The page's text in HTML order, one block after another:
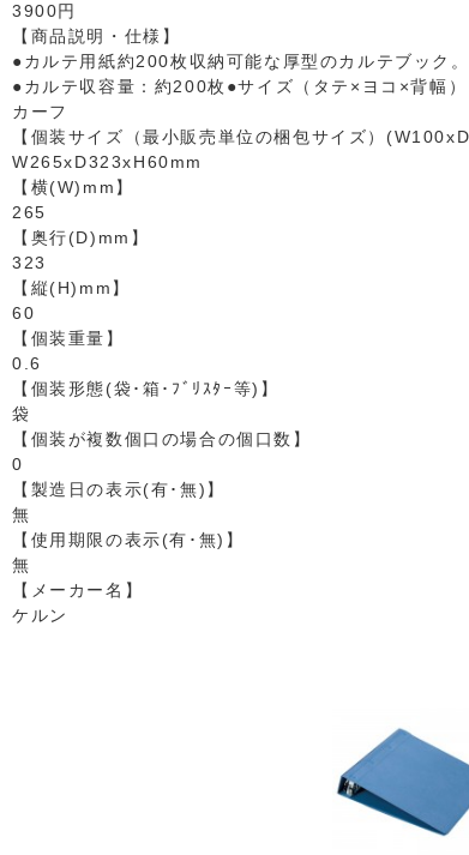
3900円
【商品説明・仕様】
●カルテ用紙約200枚収納可能な厚型のカルテブック。
●カルテ収容量：約200枚●サイズ（タテ×ヨコ×背幅
カーフ
【個装サイズ（最小販売単位の梱包サイズ）
W265xD323xH60mm
【横(W)mm】
265
【奥行(D)mm】
323
【縦(H)mm】
60
【個装重量】
0.6
【個装形態(袋･箱･ﾌﾞﾘｽﾀｰ等)】
袋
【個装が複数個口の場合の個口数】
0
【製造日の表示(有･無)】
無
【使用期限の表示(有･無)】
無
【メーカー名】
ケルン